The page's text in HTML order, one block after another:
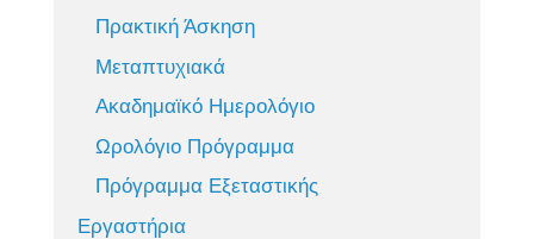
Πρακτική Άσκηση
Μεταπτυχιακά
Ακαδημαϊκό Ημερολόγιο
Ωρολόγιο Πρόγραμμα
Πρόγραμμα Εξεταστικής
Εργαστήρια